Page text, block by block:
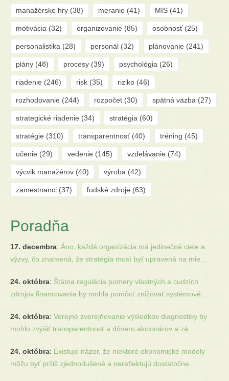
manažérske hry (38) meranie (41) MIS(41)
motivácia (32) organizovanie (85) osobnosť(25)
personalistika (28) personál(32) plánovanie (241)
plány (48) procesy(39) psychológia (26)
riadenie (246) risk(35) riziko(46)
rozhodovanie (244) rozpočet(30) spätná väzba (27)
strategické riadenie (34) stratégia (60)
stratégie (310) transparentnosť(40) tréning (45)
učenie (29) vedenie (145) vzdelávanie (74)
výcvik manažérov (40) výroba (42)
zamestnanci (37) ľudské zdroje (63)
Poradňa
17. decembra: Áno, každá organizácia má jedinečné ciele a
výzvy, čo znamená, že stratégia musí byť upravená na mie...
24. októbra: Štátna regulácia pomery vlastných a cudzích
zdrojov financovania by mohla pomôcť znižovať systémové ...
24. októbra: Verejné zverejňovanie výsledkov diagnostiky by
mohlo zvýšiť transparentnosť a dôveru akcionárov a zá...
24. októbra: Existuje názor, že niektoré ekonomické modely
môžu byť príliš zjednodušené a nereflektujú dostatočne...